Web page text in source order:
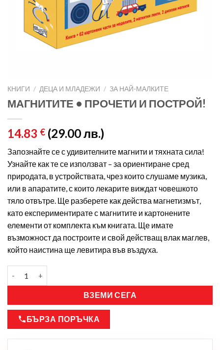
КНИГИ / ДЕЦА И МЛАДЕЖИ / ЗА НАЙ-МАЛКИТЕ
МАГНИТИТЕ • ПРОЧЕТИ И ПОСТРОЙ!
14.83 € (29.00 лв.)
Запознайте се с удивителните магнити и тяхната сила!
Узнайте как те се използват – за ориентиране сред
природата, в устройствата, чрез които слушаме музика,
или в апаратите, с които лекарите виждат човешкото
тяло отвътре. Ще разберете как действа магнетизмът,
като експериментирате с магнитите и картонените
елементи от комплекта към книгата. Ще имате
възможност да построите и свой действащ влак маглев,
който наистина ще левитира във въздуха.
ВЗЕМИ СЕГА
БЪРЗА ПОРЪЧКА